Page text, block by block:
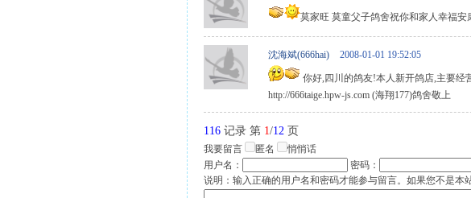
莫家旺 莫童父子鸽舍祝你和家人幸福安
沈海斌(666hai) 2008-01-01 19:52:05
你好,四川的鸽友!本人新开鸽店,主要
http://666taige.hpw-js.com (海翔177)鸽舍敬上
116 记录 第 1/12 页
我要留言 匿名
悄悄话
用户名：
密码：
说明：输入正确的用户名和密码才能参与留言。如果您不是本